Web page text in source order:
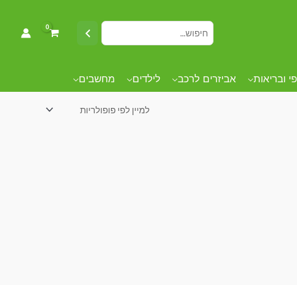
ובריאות אביזרים לרכב לילדים מחשבים